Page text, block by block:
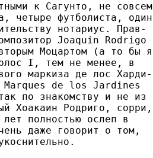
к Сагунто, не совсем
четыре футболиста, один
нотариус. Прав-
Joaquin Rodrigo
Моцартом (а то бы я
I, тем не менее, в
маркиза де лос Харди-
Marques de los Jardines
по знакомству и не из
Хоакаин Родриго, сорри,
полностью ослеп в
даже говорит о том,